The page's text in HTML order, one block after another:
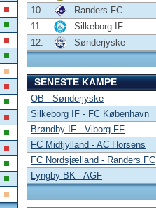
10.
Randers FC
11.
Silkeborg IF
12.
Sønderjyske
SENESTE KAMPE
OB - Sønderjyske
Silkeborg IF - FC København
Brøndby IF - Viborg FF
FC Midtjylland - AC Horsens
FC Nordsjælland - Randers FC
Lyngby BK - AGF